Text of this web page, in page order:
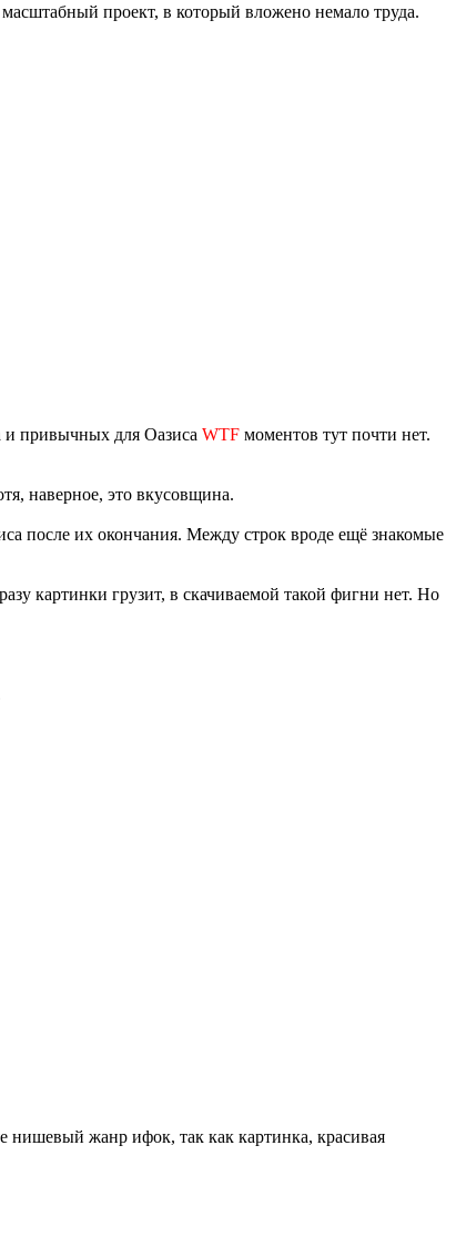
проект, в который вложено немало труда.
и привычных для Оазиса WTF моментов тут почти нет.
наверное, это вкусовщина.
после их окончания. Между строк вроде ещё знакомые
картинки грузит, в скачиваемой такой фигни нет. Но
нишевый жанр ифок, так как картинка, красивая